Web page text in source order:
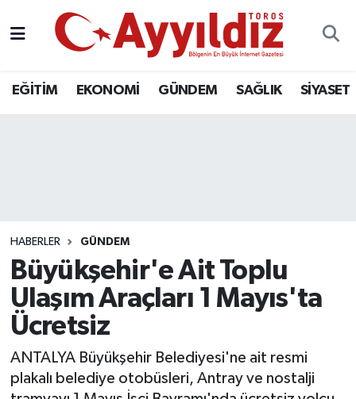
EĞİTİM EKONOMİ GÜNDEM SAĞLIK SİYASET
HABERLER GÜNDEM
Büyükşehir'e Ait Toplu
Ulaşım Araçları 1 Mayıs'ta
Ücretsiz
ANTALYA Büyükşehir Belediyesi'ne ait resmi
plakalı belediye otobüsleri, Antray ve nostalji